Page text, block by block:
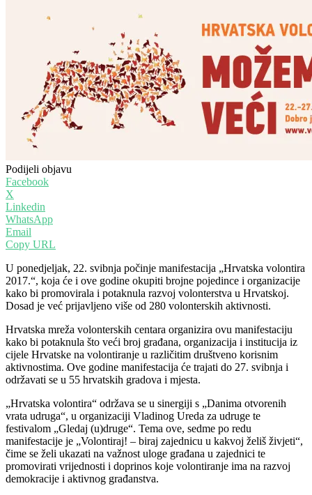
Podijeli objavu
Facebook
X
Linkedin
WhatsApp
Email
Copy URL
U ponedjeljak, 22. svibnja počinje manifestacija „Hrvatska volontira
2017.“, koja će i ove godine okupiti brojne pojedince i organizacije
kako bi promovirala i potaknula razvoj volonterstva u Hrvatskoj.
Dosad je već prijavljeno više od 280 volonterskih aktivnosti.
Hrvatska mreža volonterskih centara organizira ovu manifestaciju
kako bi potaknula što veći broj građana, organizacija i institucija iz
cijele Hrvatske na volontiranje u različitim društveno korisnim
aktivnostima. Ove godine manifestacija će trajati do 27. svibnja i
održavati se u 55 hrvatskih gradova i mjesta.
„Hrvatska volontira“ održava se u sinergiji s „Danima otvorenih
vrata udruga“, u organizaciji Vladinog Ureda za udruge te
festivalom „Gledaj (u)druge“. Tema ove, sedme po redu
manifestacije je „Volontiraj! – biraj zajednicu u kakvoj želiš živjeti“,
čime se želi ukazati na važnost uloge građana u zajednici te
promovirati vrijednosti i doprinos koje volontiranje ima na razvoj
demokracije i aktivnog građanstva.